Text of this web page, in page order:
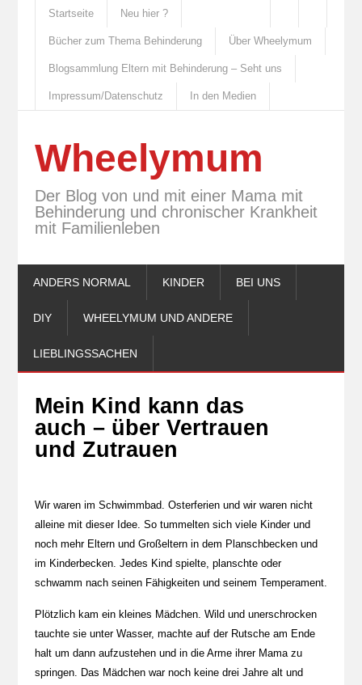
Startseite Neu hier ?
Bücher zum Thema Behinderung Über Wheelymum
Blogsammlung Eltern mit Behinderung – Seht uns
Impressum/Datenschutz In den Medien
Wheelymum
Der Blog von und mit einer Mama mit
Behinderung und chronischer Krankheit
mit Familienleben
ANDERS NORMAL KINDER BEI UNS
DIY WHEELYMUM UND ANDERE
LIEBLINGSSACHEN
Mein Kind kann das
auch – über Vertrauen
und Zutrauen
Wir waren im Schwimmbad. Osterferien und wir waren nicht
alleine mit dieser Idee. So tummelten sich viele Kinder und
noch mehr Eltern und Großeltern in dem Planschbecken und
im Kinderbecken. Jedes Kind spielte, planschte oder
schwamm nach seinen Fähigkeiten und seinem Temperament.
Plötzlich kam ein kleines Mädchen. Wild und unerschrocken
tauchte sie unter Wasser, machte auf der Rutsche am Ende
halt um dann aufzustehen und in die Arme ihrer Mama zu
springen. Das Mädchen war noch keine drei Jahre alt und